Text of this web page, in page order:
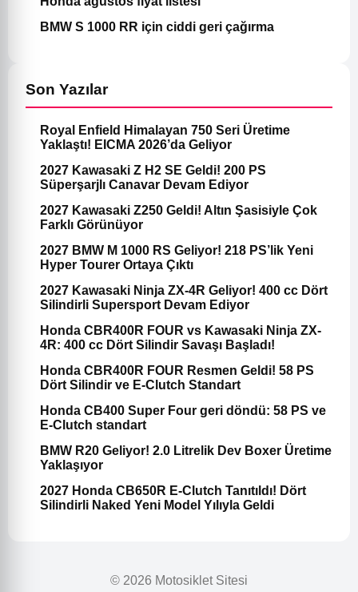
BMW S 1000 RR için ciddi geri çağırma
Son Yazılar
Royal Enfield Himalayan 750 Seri Üretime
Yaklaştı! EICMA 2026’da Geliyor
2027 Kawasaki Z H2 SE Geldi! 200 PS
Süperşarjlı Canavar Devam Ediyor
2027 Kawasaki Z250 Geldi! Altın Şasisiyle Çok
Farklı Görünüyor
2027 BMW M 1000 RS Geliyor! 218 PS’lik Yeni
Hyper Tourer Ortaya Çıktı
2027 Kawasaki Ninja ZX-4R Geliyor! 400 cc Dört
Silindirli Supersport Devam Ediyor
Honda CBR400R FOUR vs Kawasaki Ninja ZX-
4R: 400 cc Dört Silindir Savaşı Başladı!
Honda CBR400R FOUR Resmen Geldi! 58 PS
Dört Silindir ve E-Clutch Standart
Honda CB400 Super Four geri döndü: 58 PS ve
E-Clutch standart
BMW R20 Geliyor! 2.0 Litrelik Dev Boxer Üretime
Yaklaşıyor
2027 Honda CB650R E-Clutch Tanıtıldı! Dört
Silindirli Naked Yeni Model Yılıyla Geldi
© 2026 Motosiklet Sitesi